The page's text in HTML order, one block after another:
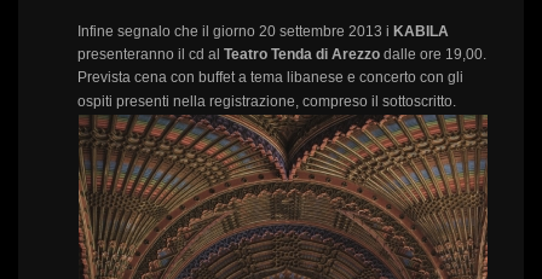
Infine segnalo che il giorno 20 settembre 2013 i KABILA
presenteranno il cd al Teatro Tenda di Arezzodalle ore 19,00.
Prevista cena con buffet a tema libanese e concerto con gli
ospiti presenti nella registrazione, compreso il sottoscritto.